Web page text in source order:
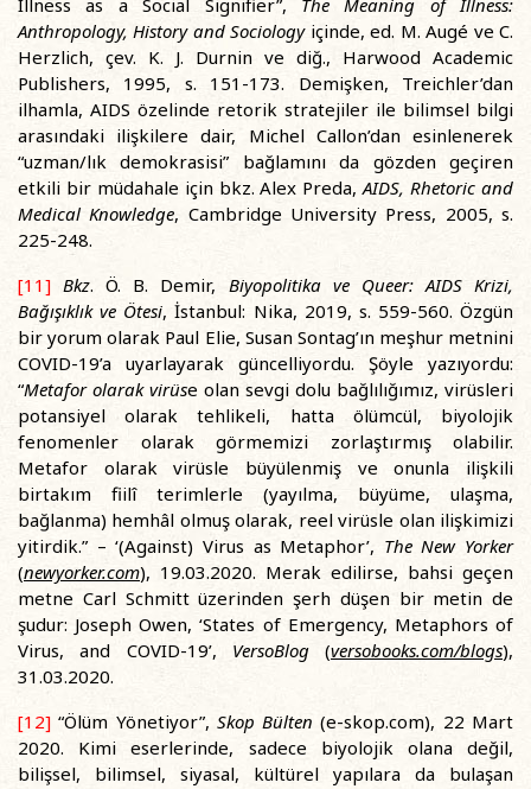
Illness as a Social Signifier”, The Meaning of Illness:
Anthropology, History and Sociologyiçinde, ed. M. Augé ve C.
Herzlich, çev. K. J. Durnin ve diğ., Harwood Academic
Publishers, 1995, s. 151-173. Demişken, Treichler’dan
ilhamla, AIDS özelinde retorik stratejiler ile bilimsel bilgi
arasındaki ilişkilere dair, Michel Callon’dan esinlenerek
“uzman/lık demokrasisi” bağlamını da gözden geçiren
etkili bir müdahale için bkz. Alex Preda,AIDS, Rhetoric and
Medical Knowledge, Cambridge University Press, 2005, s.
225-248.
[11] Bkz. Ö. B. Demir, Biyopolitika ve Queer: AIDS Krizi,
Bağışıklık ve Ötesi, İstanbul: Nika, 2019, s. 559-560. Özgün
bir yorum olarak Paul Elie, Susan Sontag’ın meşhur metnini
COVID-19’a uyarlayarak güncelliyordu. Şöyle yazıyordu:
“Metafor olarak virüse olan sevgi dolu bağlılığımız, virüsleri
potansiyel olarak tehlikeli, hatta ölümcül, biyolojik
fenomenler olarak görmemizi zorlaştırmış olabilir.
Metafor olarak virüsle büyülenmiş ve onunla ilişkili
birtakım fiilî terimlerle (yayılma, büyüme, ulaşma,
bağlanma) hemhâl olmuş olarak, reel virüsle olan ilişkimizi
yitirdik.” – ‘(Against) Virus as Metaphor’, The New Yorker
(newyorker.com), 19.03.2020. Merak edilirse, bahsi geçen
metne Carl Schmitt üzerinden şerh düşen bir metin de
şudur: Joseph Owen, ‘States of Emergency, Metaphors of
Virus, and COVID-19’, VersoBlog(versobooks.com/blogs),
31.03.2020.
[12] “Ölüm Yönetiyor”, Skop Bülten (e-skop.com), 22 Mart
2020. Kimi eserlerinde, sadece biyolojik olana değil,
bilişsel, bilimsel, siyasal, kültürel yapılara da bulaşan